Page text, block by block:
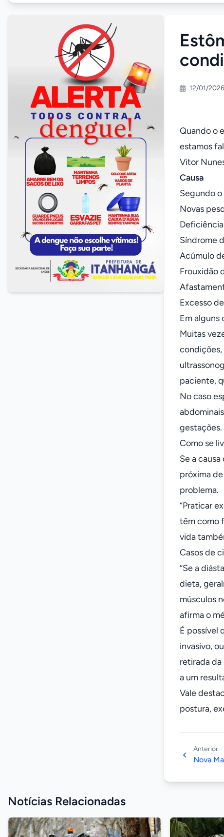
12/01/
Quando o
estamos
Vitor
Causa
Segundo
Novas
Síndrome
Acúmulo
Frouxidão
Excesso
Em alguns
Muitas
condições,
paciente,
No caso
Como se
Se a
próxima
problema.
“Praticar
têm como
vida
Casos de
“Se a
dieta,
músculos
afirma o
É possível
invasivo,
retirada
a um
Vale
postura,
Anterior
Nova
Notícias Relacionadas